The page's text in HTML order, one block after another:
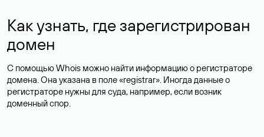
Как узнать, где зарегистрирован
домен
С помощью Whois можно найти информацию о регистраторе
домена. Она указана в поле «registrar». Иногда данные о
регистраторе нужны для суда, например, если возник
доменный спор.